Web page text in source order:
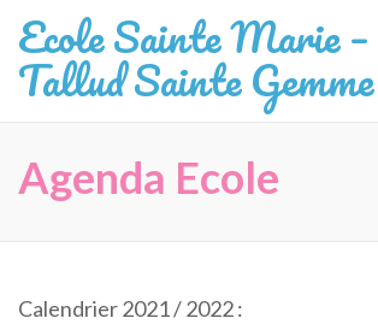
au
contenu
(Pressez
Ecole Sainte Marie –
Tallud Sainte Gemme
Agenda Ecole
Calendrier 2021 / 2022 :